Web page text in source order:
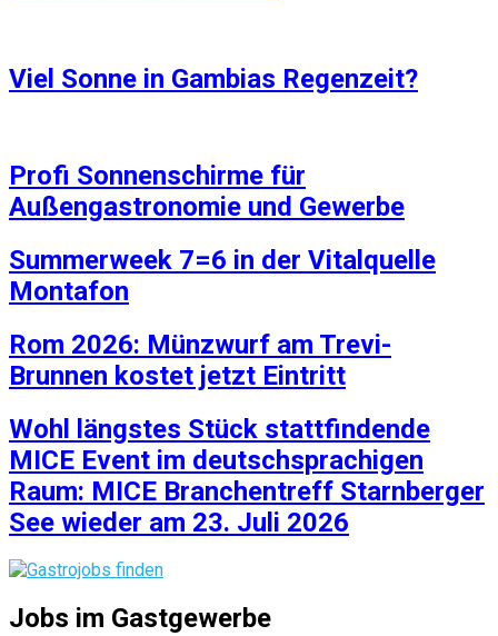
Viel Sonne in Gambias Regenzeit?
Profi Sonnenschirme für
Außengastronomie und Gewerbe
Summerweek 7=6 in der Vitalquelle
Montafon
Rom 2026: Münzwurf am Trevi-
Brunnen kostet jetzt Eintritt
Wohl längstes Stück stattfindende
MICE Event im deutschsprachigen
Raum: MICE Branchentreff Starnberger
See wieder am 23. Juli 2026
Jobs im Gastgewerbe